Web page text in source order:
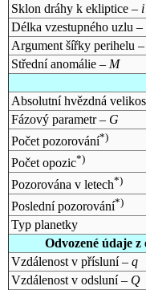
Sklon dráhy k ekliptice – i
Délka vzestupného uzlu –
Argument šířky perihelu
Střední anomálie – M
Absolutní hvězdná
Fázový parametr – G
Počet pozorování*)
Počet opozic*)
Pozorována v letech*)
Poslední pozorování*)
Typ planetky
Odvozené údaje
Vzdálenost v přísluní – q
Vzdálenost v odsluní – Q